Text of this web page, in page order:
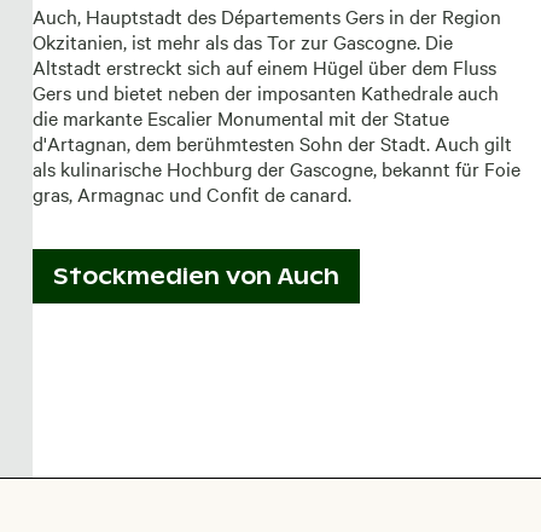
Auch, Hauptstadt des Départements Gers in der Region
Okzitanien, ist mehr als das Tor zur Gascogne. Die
Altstadt erstreckt sich auf einem Hügel über dem Fluss
Gers und bietet neben der imposanten Kathedrale auch
die markante Escalier Monumental mit der Statue
d'Artagnan, dem berühmtesten Sohn der Stadt. Auch gilt
als kulinarische Hochburg der Gascogne, bekannt für Foie
gras, Armagnac und Confit de canard.
Stockmedien von Auch